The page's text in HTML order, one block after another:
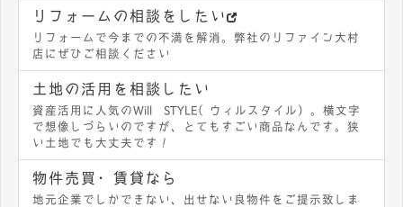
リフォームの相談をしたい
リフォームで今までの不満を解消。弊社のリファイン大村
店にぜひご相談ください
土地の活用を相談したい
資産活用に人気のWill STYLE（ウィルスタイル）。横文字
で想像しづらいのですが、とてもすごい商品なんです。狭
い土地でも大丈夫です！
物件売買・賃貸なら
地元企業でしかできない、出せない良物件をご提示致しま